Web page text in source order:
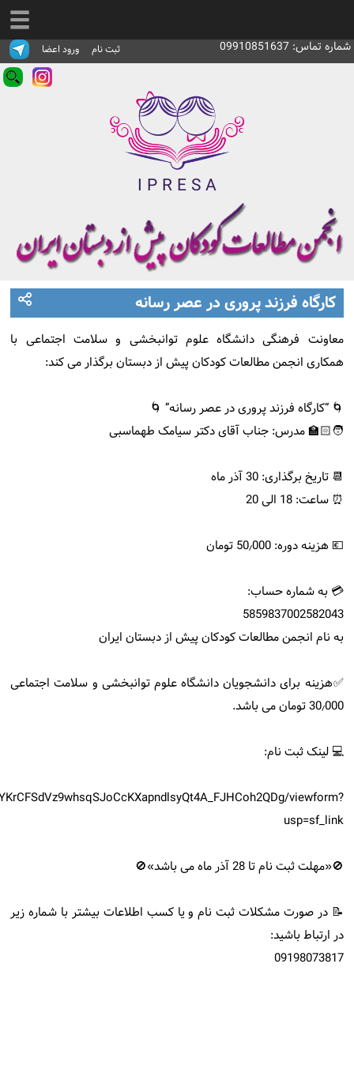
شماره تماس: 09910851637 ثبت نام ورود اعضا
I P R E SA
کارگاه فرزند پروری در عصر رسانه
معاونت فرهنگی دانشگاه علوم توانبخشی و سلامت اجتماعی با
همکاری انجمن مطالعات کودکان پیش از دبستان برگذار می کند:
🌀 “کارگاه فرزند پروری در عصر رسانه” 🌀
🧑🏻‍🏫 مدرس: جناب آقای دکتر سیامک طهماسبی
📆 تاریخ برگذاری: 30 آذر ماه
⏰ ساعت: 18 الی 20
💶 هزینه دوره: 50٫000 تومان
💳 به شماره حساب:
5859837002582043
به نام انجمن مطالعات کودکان پیش از دبستان ایران
✅هزینه برای دانشجویان دانشگاه علوم توانبخشی و سلامت اجتماعی
30٫000 تومان می باشد.
💻 لینک ثبت نام:
viewform?
usp=sf_link
🚫«مهلت ثبت نام تا 28 آذر ماه می باشد»🚫
📝 در صورت مشکلات ثبت نام و یا کسب اطلاعات بیشتر با شماره زیر
در ارتباط باشید:
09198073817